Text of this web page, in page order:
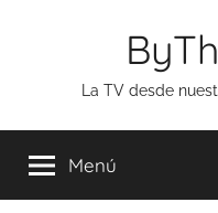
La TV desde
Menú